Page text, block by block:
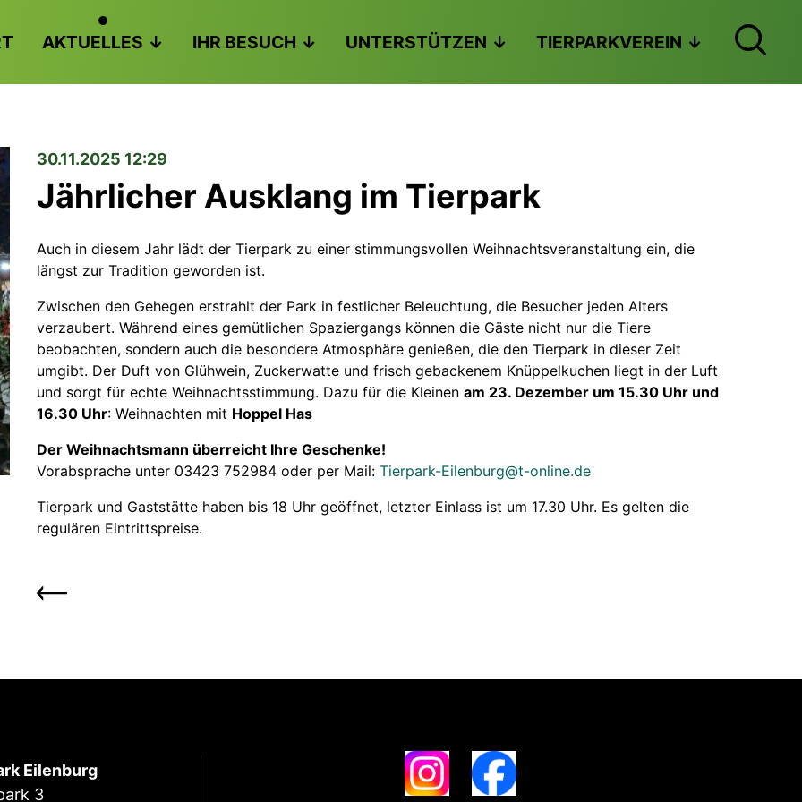
AKTUELLES IHR BESUCH UNTERSTÜTZEN TIERPARKVEREIN
30.11.2025 12:29
Jährlicher Ausklang im Tierpark
Auch in diesem Jahr lädt der Tierpark zu einer stimmungsvollen Weihnachtsveranstaltung ein, die
längst zur Tradition geworden ist.
Zwischen den Gehegen erstrahlt der Park in festlicher Beleuchtung, die Besucher jeden Alters
verzaubert. Während eines gemütlichen Spaziergangs können die Gäste nicht nur die Tiere
beobachten, sondern auch die besondere Atmosphäre genießen, die den Tierpark in dieser Zeit
umgibt. Der Duft von Glühwein, Zuckerwatte und frisch gebackenem Knüppelkuchen liegt in der Luft
und sorgt für echte Weihnachtsstimmung. Dazu für die Kleinen am 23. Dezember um 15.30 Uhr und
16.30 Uhr: Weihnachten mit Hoppel Has
Der Weihnachtsmann überreicht Ihre Geschenke!
Vorabsprache unter 03423 752984 oder per Mail: Tierpark-Eilenburg@t-online.de
Tierpark und Gaststätte haben bis 18 Uhr geöffnet, letzter Einlass ist um 17.30 Uhr. Es gelten die
regulären Eintrittspreise.
Eilenburg
3